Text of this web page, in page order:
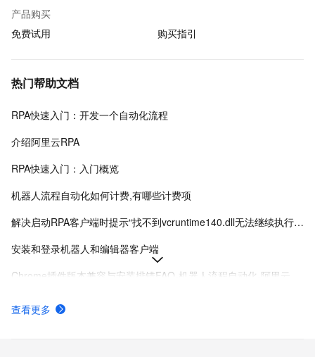
产品购买
免费试用
购买指引
热门帮助文档
RPA快速入门：开发一个自动化流程
介绍阿里云RPA
RPA快速入门：入门概览
机器人流程自动化如何计费,有哪些计费项
解决启动RPA客户端时提示“找不到vcruntime140.dll无法继续执行代码”-机器人流程自动化-阿里云
安装和登录机器人和编辑器客户端
Chrome插件版本兼容与安装排错FAQ-机器人流程自动化-阿里云
RPA编码模式SDK：ChromeTab相关方法
查看更多